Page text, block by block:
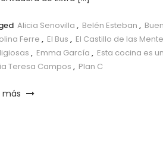
Alicia Senovilla , Belén Esteban ,
Ferre , El Bus , El Castillo de las
, Emma García , Esta cocina es
Teresa Campos , Plan C
más